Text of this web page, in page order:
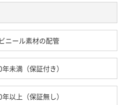
ニール素材の配管
未満（保証付き）
以上（保証無し）